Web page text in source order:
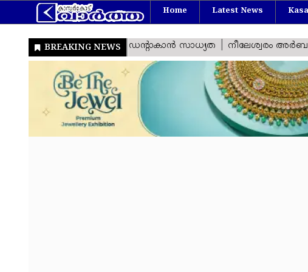
Home Latest News